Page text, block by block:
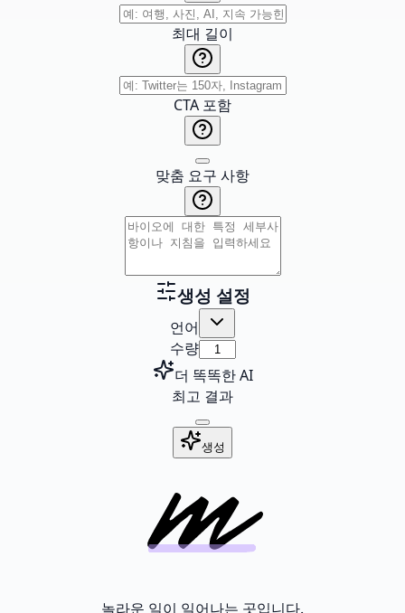
최대 길이
CTA 포함
맞춤 요구 사항
생성 설정
언어
수량
더 똑똑한 AI
최고 결과
생성
놀라운 일이 일어나는 곳입니다.